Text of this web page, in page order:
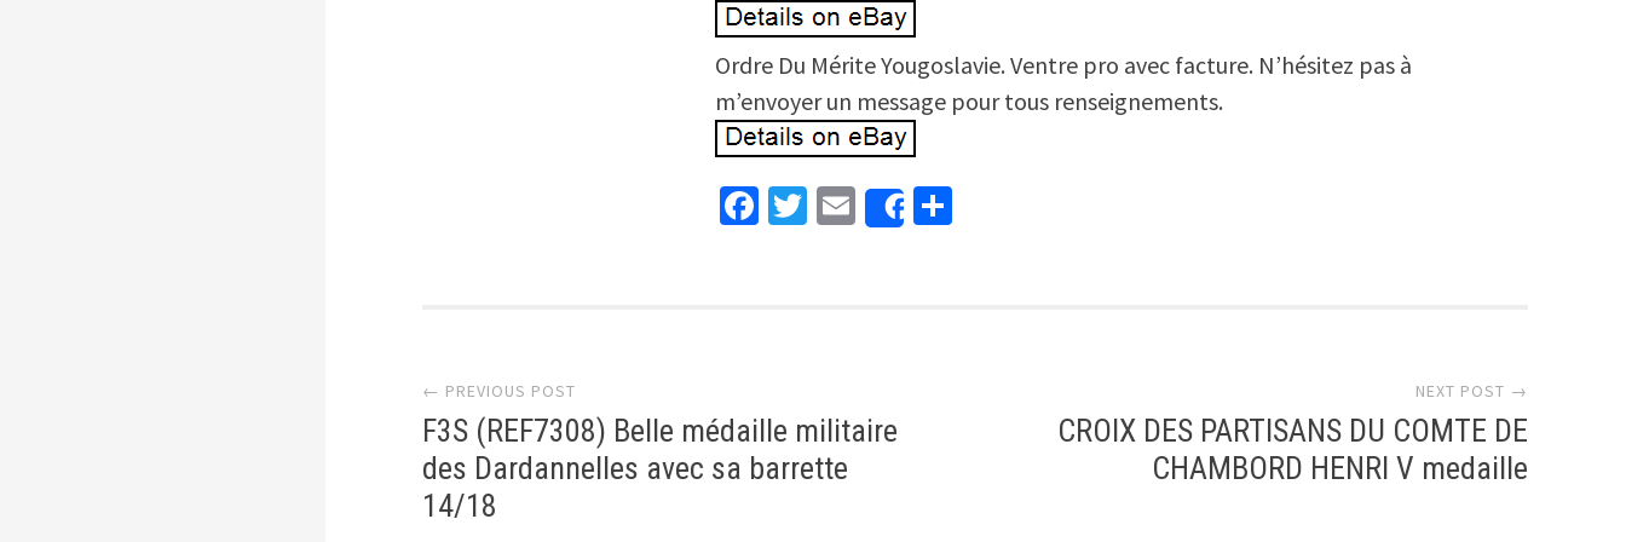
Ordre Du Mérite Yougoslavie. Ventre pro avec facture. N’hésitez pas à
m’envoyer un message pour tous renseignements.
Facebook
Twitter
EmailShare
← PREVIOUS POST
F3S (REF7308) Belle médaille militaire
des Dardannelles avec sa barrette
14/18
NEXT POST →
CROIX DES PARTISANS DU COMTE DE
CHAMBORD HENRI V medaille